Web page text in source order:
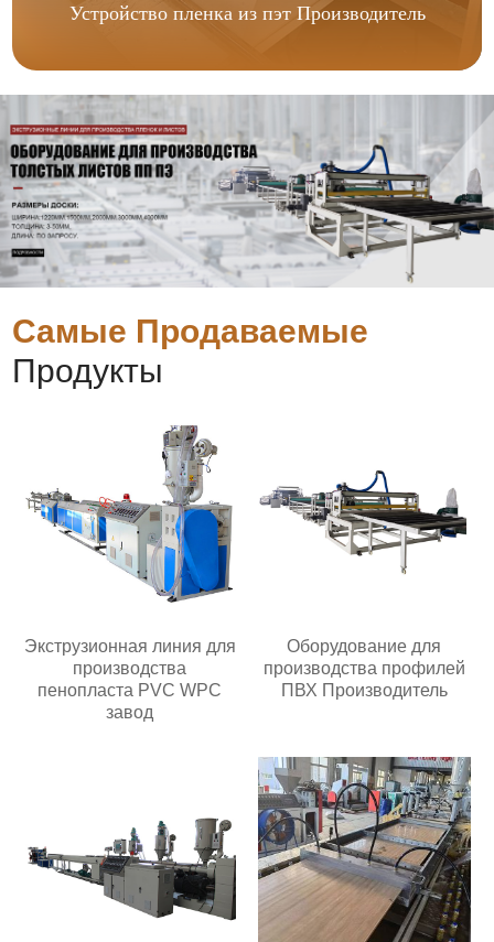
Устройство пленка из пэт Производитель
Самые Продаваемые
Продукты
Экструзионная линия для
производства
пенопласта PVC WPC
завод
Оборудование для
производства профилей
ПВХ Производитель